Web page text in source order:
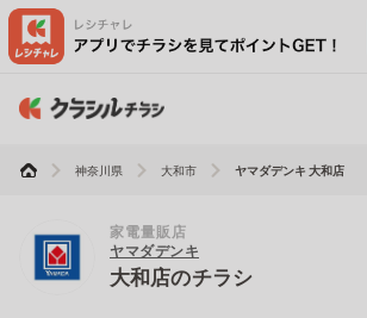
神奈川県 大和市 ヤマダデンキ 大和店
家電量販店
ヤマダデンキ
大和店のチラシ